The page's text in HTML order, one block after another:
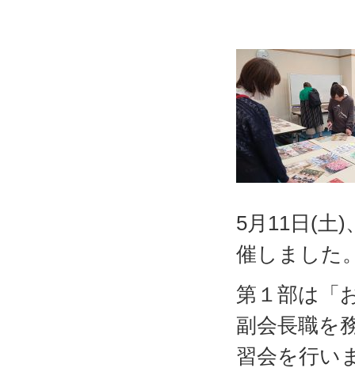
5月11日(土
催しました
第１部は「
副会長職を
習会を行い